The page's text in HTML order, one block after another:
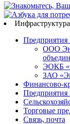
Инфраструктура
Предприятия
ООО
ЭОКБ
ЗАО
Финансово-
Торговые
Связь, почта